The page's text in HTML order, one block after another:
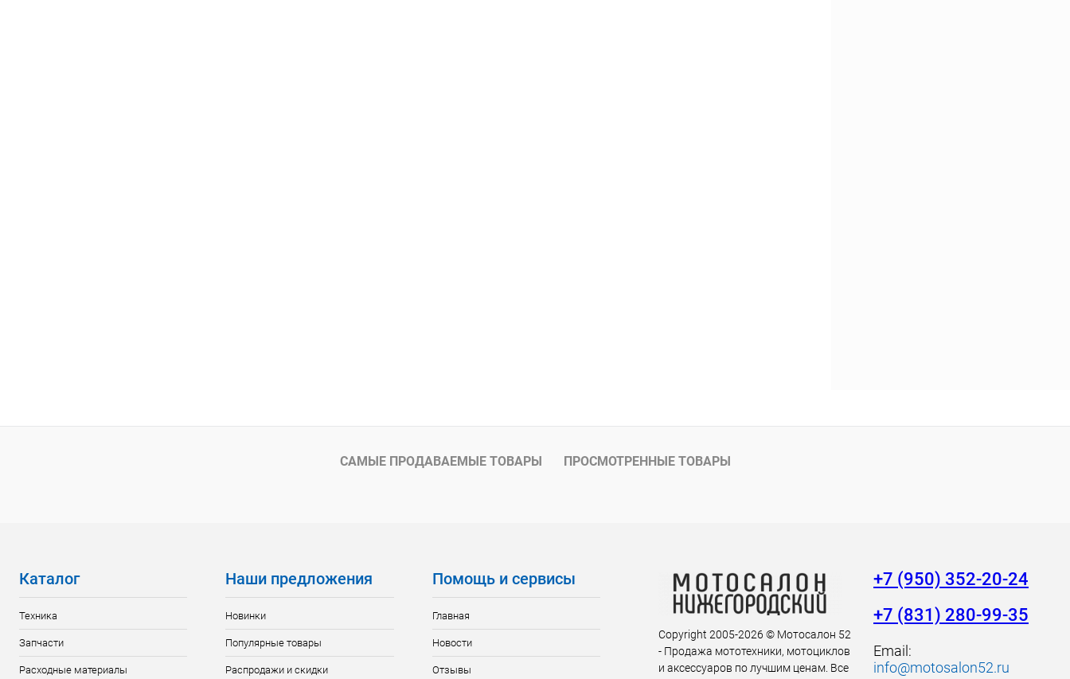
САМЫЕ ПРОДАВАЕМЫЕ ТОВАРЫ ПРОСМОТРЕННЫЕ ТОВАРЫ
Каталог
Техника
Запчасти
Расходные материалы
Наши предложения
Новинки
Популярные товары
Распродажи и скидки
Помощь и сервисы
Главная
Новости
Отзывы
Copyright 2005-2026 © Мотосалон 52
- Продажа мототехники, мотоциклов
и аксессуаров по лучшим ценам. Все
+7 (950) 352-20-24
+7 (831) 280-99-35
Email:
info@motosalon52.ru